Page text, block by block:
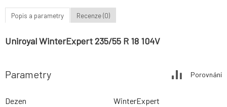
Popis a parametry Recenze (0)
Uniroyal WinterExpert 235/55 R 18 104V
Parametry Porovnání
Dezen
WinterExpert